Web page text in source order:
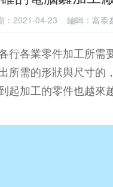
：2021-04-23 編輯：富泰
行各業零件加工所需
所需的形狀與尺寸的
起加工的零件也越來